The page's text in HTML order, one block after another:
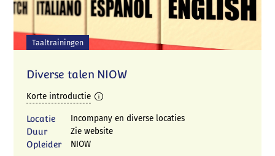
Taaltrainingen
Diverse talen NIOW
Korte introductie
Locatie
Incompany en diverse locaties
Duur
Zie website
Opleider
NIOW